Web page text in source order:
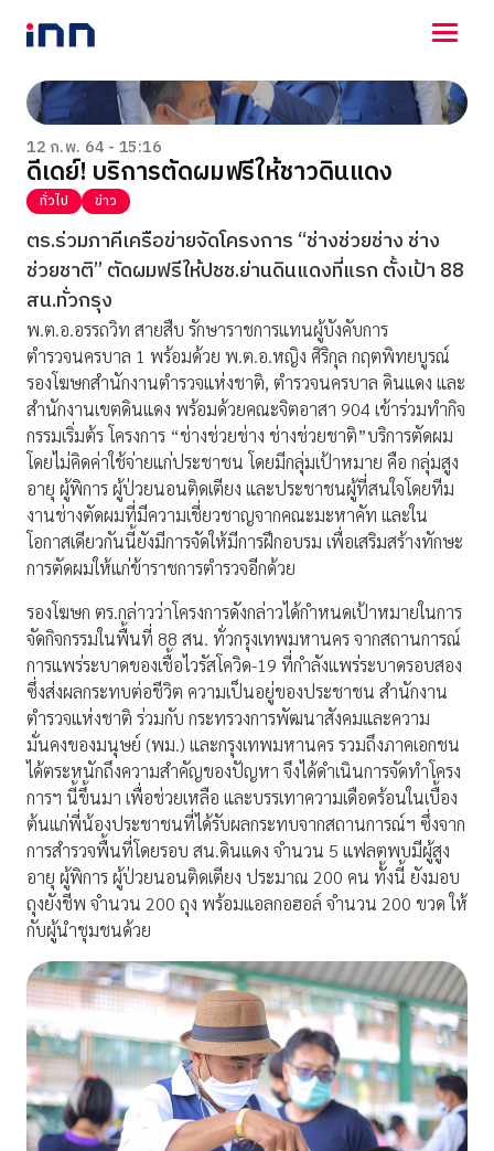
NEWS
ENTERTAINMENT
LIFESTYLE
HOROSCOPE
LOTTERY
VIDEO
ร่วมด้วยช่วยกัน
12 ก.พ. 64 - 15:16
ดีเดย์! บริการตัดผมฟรีให้ชาวดินแดง
ทั่วไป ข่าว
ตร.ร่วมภาคีเครือข่ายจัดโครงการ “ช่างช่วยช่าง ช่าง
ช่วยชาติ” ตัดผมฟรีให้ปชช.ย่านดินแดงที่แรก ตั้งเป้า 88
สน.ทั่วกรุง
พ.ต.อ.อรรถวิท สายสืบ รักษาราชการแทนผู้บังคับการ
ตำรวจนครบาล 1 พร้อมด้วย พ.ต.อ.หญิง ศิริกุล กฤตพิทยบูรณ์
รองโฆษกสำนักงานตำรวจแห่งชาติ, ตำรวจนครบาล ดินแดง และ
สำนักงานเขตดินแดง พร้อมด้วยคณะจิตอาสา 904 เข้าร่วมทำกิจ
กรรมเริ่มต้ร โครงการ “ช่างช่วยช่าง ช่างช่วยชาติ”บริการตัดผม
โดยไม่คิดค่าใช้จ่ายแก่ประชาชน โดยมีกลุ่มเป้าหมาย คือ กลุ่มสูง
อายุ ผู้พิการ ผู้ป่วยนอนติดเตียง และประชาชนผู้ที่สนใจโดยทีม
งานช่างตัดผมที่มีความเชี่ยวชาญจากคณะมะหาคัท และใน
โอกาสเดียวกันนี้ยังมีการจัดให้มีการฝึกอบรม เพื่อเสริมสร้างทักษะ
การตัดผมให้แก่ข้าราชการตำรวจอีกด้วย
รองโฆษก ตร.กล่าวว่าโครงการดังกล่าวได้กำหนดเป้าหมายในการ
จัดกิจกรรมในพื้นที่ 88 สน. ทั่วกรุงเทพมหานคร จากสถานการณ์
การแพร่ระบาดของเชื้อไวรัสโควิด-19 ที่กำลังแพร่ระบาดรอบสอง
ซึ่งส่งผลกระทบต่อชีวิต ความเป็นอยู่ของประชาชน สำนักงาน
ตำรวจแห่งชาติ ร่วมกับ กระทรวงการพัฒนาสังคมและความ
มั่นคงของมนุษย์ (พม.) และกรุงเทพมหานคร รวมถึงภาคเอกชน
ได้ตระหนักถึงความสำคัญของปัญหา จึงได้ดำเนินการจัดทำโครง
การฯ นี้ขึ้นมา เพื่อช่วยเหลือ และบรรเทาความเดือดร้อนในเบื้อง
ต้นแก่พี่น้องประชาชนที่ได้รับผลกระทบจากสถานการณ์ฯ ซึ่งจาก
การสำรวจพื้นที่โดยรอบ สน.ดินแดง จำนวน 5 แฟลตพบมีผู้สูง
อายุ ผู้พิการ ผู้ป่วยนอนติดเตียง ประมาณ 200 คน ทั้งนี้ ยังมอบ
ถุงยังชีพ จำนวน 200 ถุง พร้อมแอลกอฮอล์ จำนวน 200 ขวด ให้
กับผู้นำชุมชนด้วย